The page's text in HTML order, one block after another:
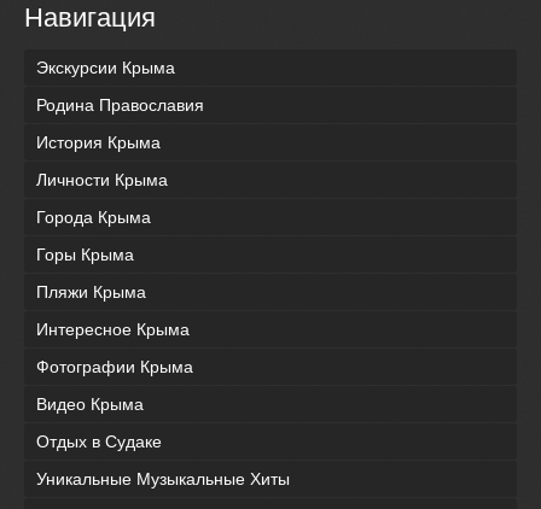
Навигация
Экскурсии Крыма
Родина Православия
История Крыма
Личности Крыма
Города Крыма
Горы Крыма
Пляжи Крыма
Интересное Крыма
Фотографии Крыма
Видео Крыма
Отдых в Судаке
Уникальные Музыкальные Хиты